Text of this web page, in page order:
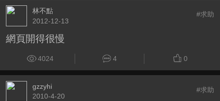
林不點
2012-12-13
#求助
網頁開得很慢
4024 4 0
gzzyhi
2010-4-20
#求助